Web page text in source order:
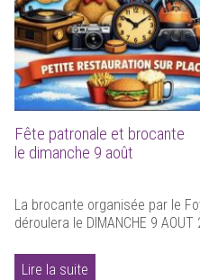
Fête patronale et brocante
le dimanche 9 août
La brocante organisée par le
déroulera le DIMANCHE 9 AOUT
Lire la suite